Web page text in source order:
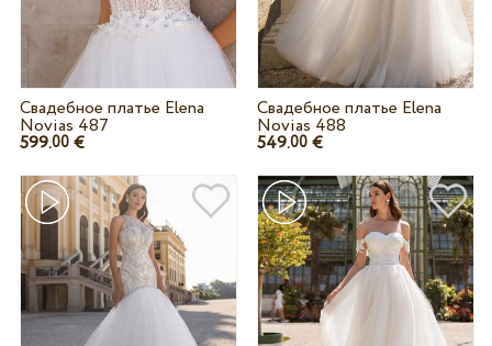
Свадебное платье Elena
Novias 487
599.00€
Свадебное платье Elena
Novias 488
549.00 €